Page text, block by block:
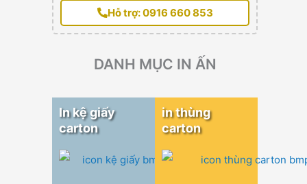
Hỗ trợ: 0916 660 853
DANH MỤC IN ẤN
In kệ giấy
carton
in thùng
carton